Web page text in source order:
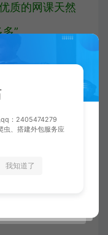
质的网课天然
”。
，投资未停，
路上少碰壁；
qq：2405474279
虫、搭建外包服务应
我知道了